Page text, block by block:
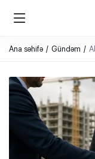
Ana səhifə Gündəm